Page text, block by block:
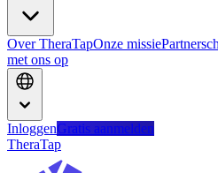
Over TheraTapOnze missie
met ons op
InloggenGratis aanmelden
TheraTap